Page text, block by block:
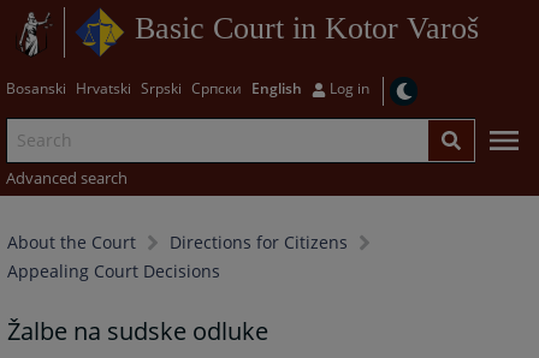
Basic Court in Kotor Varoš
Bosanski Hrvatski Srpski Српски English Log in
Advanced search
About the Court
Directions for Citizens
Appealing Court Decisions
Žalbe na sudske odluke